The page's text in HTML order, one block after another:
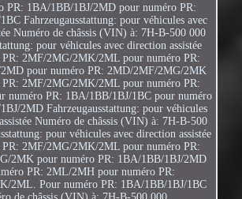
PR: 1BA/1BB/1BJ/2MD pour numéro PR:
Fahrzeugausstattung: pour véhicules avec
Numéro de châssis (VIN) à: 7H-B-500 000
pour véhicules avec direction assistée
PR: 2MF/2MG/2MK/2ML pour numéro PR:
pour numéro PR: 2MD/2MF/2MG/2MK
PR: 2MF/2MG/2MK/2ML pour numéro PR:
numéro PR: 1BA/1BB/1BJ/1BC pour numéro
2MD Fahrzeugausstattung: pour véhicules
Numéro de châssis (VIN) à: 7H-B-500
pour véhicules avec direction assistée
PR: 2MF/2MG/2MK/2ML pour numéro PR:
2MK pour numéro PR: 1BA/1BB/1BJ/2MD
PR: 2ML/2MH pour numéro PR:
2ML. Pour numéro PR: 1BA/1BB/1BJ/1BC